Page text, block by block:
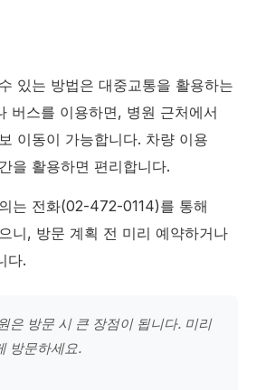
있는 방법은 대중교통을 활용하는
버스를 이용하면, 병원 근처에서
이동이 가능합니다. 차량 이용
을 활용하면 편리합니다.
는 전화(02-472-0114)를 통해
니, 방문 계획 전 미리 예약하거나
다.
은 방문 시 큰 장점이 됩니다. 미리
방문하세요.